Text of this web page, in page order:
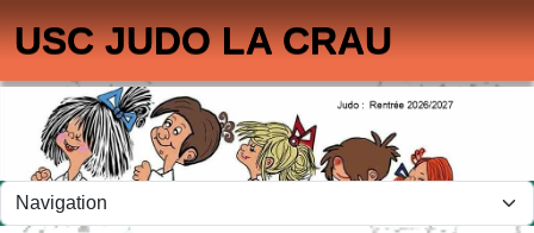
USC JUDO LA CRAU